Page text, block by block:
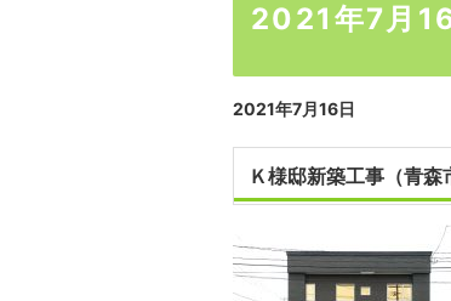
2021年7月
2021年7月16日
Ｋ様邸新築工事（青森